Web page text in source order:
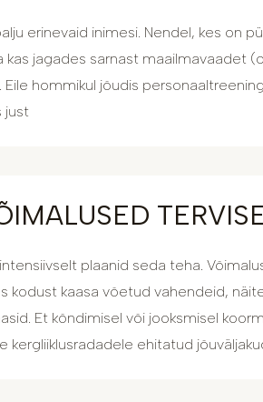
erinevaid inimesi. Nendel, kes on
jagades sarnast maailmavaadet
hommikul jõudis
just
plaanid seda teha.
kaasa võetud vahendeid,
Et kõndimisel või jooksmisel
kergliiklusradadele ehitatud